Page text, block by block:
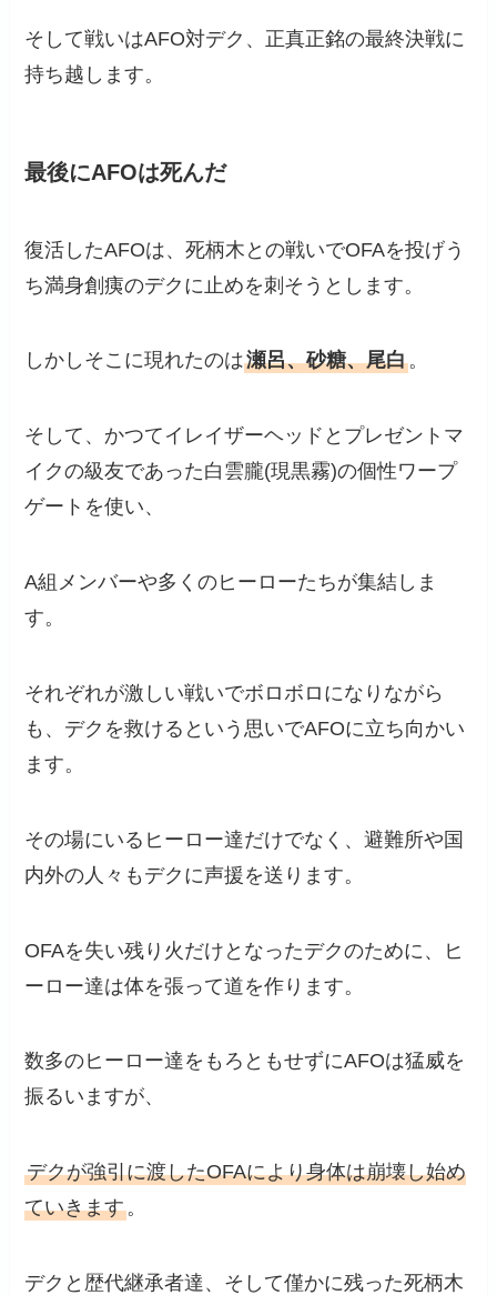
そして戦いはAFO対デク、正真正銘の最終決戦に
持ち越します。
最後にAFOは死んだ
復活したAFOは、死柄木との戦いでOFAを投げう
ち満身創痍のデクに止めを刺そうとします。
しかしそこに現れたのは瀬呂、砂糖、尾白。
そして、かつてイレイザーヘッドとプレゼントマ
イクの級友であった白雲朧(現黒霧)の個性ワープ
ゲートを使い、
A組メンバーや多くのヒーローたちが集結しま
す。
それぞれが激しい戦いでボロボロになりながら
も、デクを救けるという思いでAFOに立ち向かい
ます。
その場にいるヒーロー達だけでなく、避難所や国
内外の人々もデクに声援を送ります。
OFAを失い残り火だけとなったデクのために、ヒ
ーロー達は体を張って道を作ります。
数多のヒーロー達をもろともせずにAFOは猛威を
振るいますが、
デクが強引に渡したOFAにより身体は崩壊し始め
ていきます。
デクと歴代継承者達、そして僅かに残った死柄木